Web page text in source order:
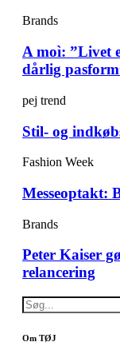
Brands
A moì: ”Livet
dårlig
pej trend
Stil- og
Fashion Week
Messeoptakt:
Brands
Peter Kaiser
relancering
Om TØJ